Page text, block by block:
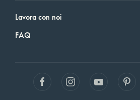
Lavora con noi
FAQ